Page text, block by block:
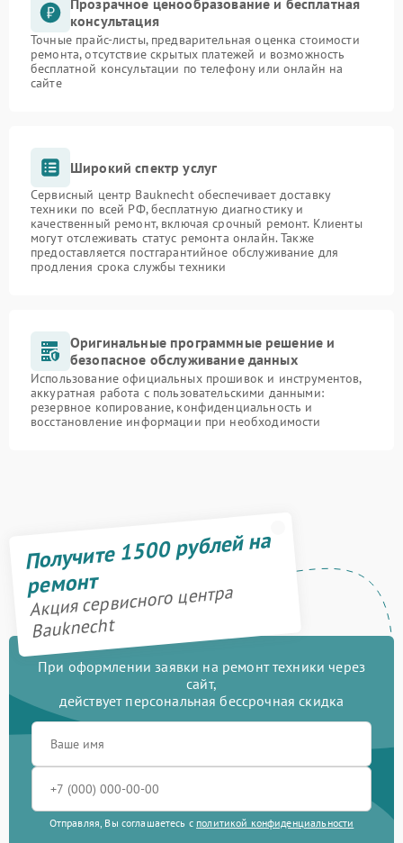
Прозрачное ценообразование и бесплатная
консультация
Точные прайс-листы, предварительная оценка стоимости
ремонта, отсутствие скрытых платежей и возможность
бесплатной консультации по телефону или онлайн на
сайте
Широкий спектр услуг
Сервисный центр Bauknecht обеспечивает доставку
техники по всей РФ, бесплатную диагностику и
качественный ремонт, включая срочный ремонт. Клиенты
могут отслеживать статус ремонта онлайн. Также
предоставляется постгарантийное обслуживание для
продления срока службы техники
Оригинальные программные решение и
безопасное обслуживание данных
Использование официальных прошивок и инструментов,
аккуратная работа с пользовательскими данными:
резервное копирование, конфиденциальность и
восстановление информации при необходимости
Получите 1500 рублей на
ремонт
Акция сервисного центра
Bauknecht
При оформлении заявки на ремонт техники через
сайт,
действует персональная бессрочная скидка
Отправляя, Вы соглашаетесь с политикой конфиденциальности